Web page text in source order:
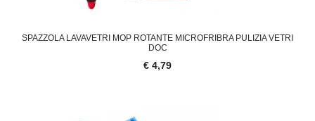
SPAZZOLA LAVAVETRI MOP ROTANTE MICROFRIBRA PULIZIA VETRI
DOC
€ 4,79